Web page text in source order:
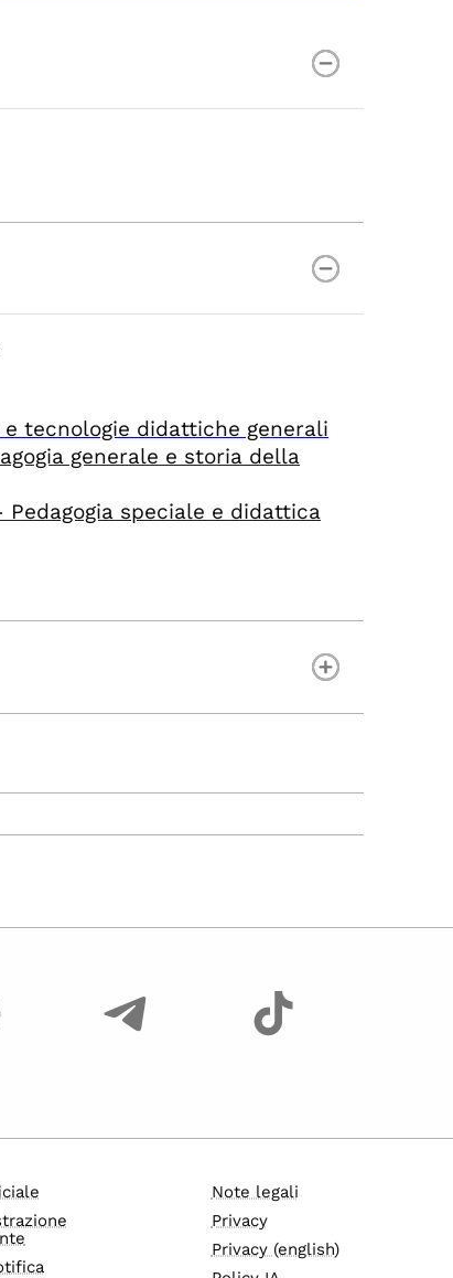
e tecnologie didattiche generali
generale e storia della
- Pedagogia speciale e didattica
Note legali
Privacy
Privacy (english)